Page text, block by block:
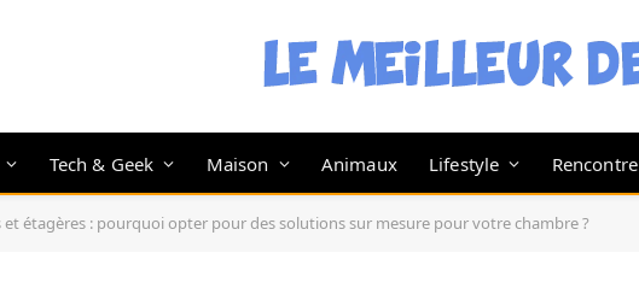
Tech & Geek Maison Animaux Lifestyle Rencontre
et étagères : pourquoi opter pour des solutions sur mesure pour votre chambre ?